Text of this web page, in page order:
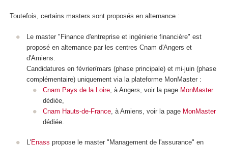
Toutefois, certains masters sont proposés en alternance :
Le master "Finance d'entreprise et ingénierie financière" est
proposé en alternance par les centres Cnam d'Angers et
d'Amiens.
Candidatures en février/mars (phase principale) et mi-juin (phase
complémentaire) uniquement via la plateforme MonMaster :
Cnam Pays de la Loire , à Angers, voir la page MonMaster
dédiée,
Cnam Hauts-de-France , à Amiens, voir la page MonMaster
dédiée.
L'Enass propose le master "Management de l'assurance" en